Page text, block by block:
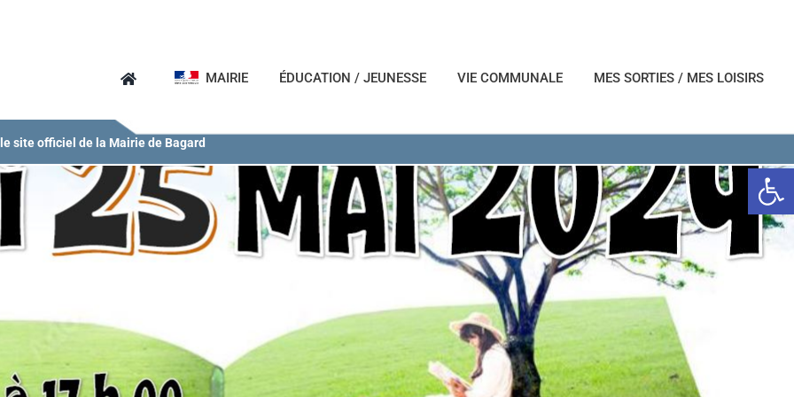
Ouvrir
MAIRIE ÉDUCATION / JEUNESSE VIE COMMUNALE MES SORTIES / MES LOISIRS
site officiel de la Mairie de Bagard